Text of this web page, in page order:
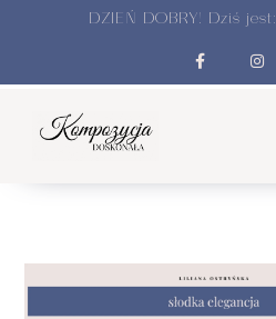
DZIEŃ DOBRY! Dziś jest: